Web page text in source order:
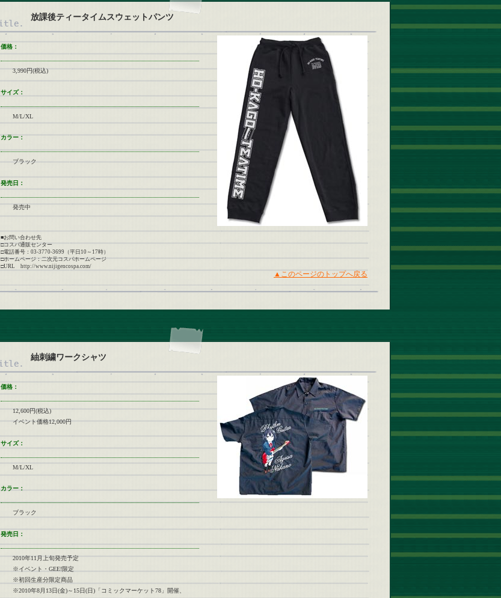
放課後ティータイムスウェットパンツ
価格：
3,990円(税込)
サイズ：
M/L/XL
カラー：
ブラック
発売日：
発売中
■お問い合わせ先
□コスパ通販センター
□電話番号：03-3770-3699（平日10～17時）
□ホームページ：二次元コスパホームページ
□URL http://www.nijigencospa.com/
▲このページのトップへ戻る
紬刺繍ワークシャツ
価格：
12,600円(税込)
イベント価格12,000円
サイズ：
M/L/XL
カラー：
ブラック
発売日：
2010年11月上旬発売予定
※イベント・GEE!限定
※初回生産分限定商品
※2010年8月13日(金)～15日(日)「コミックマーケット78」開催、